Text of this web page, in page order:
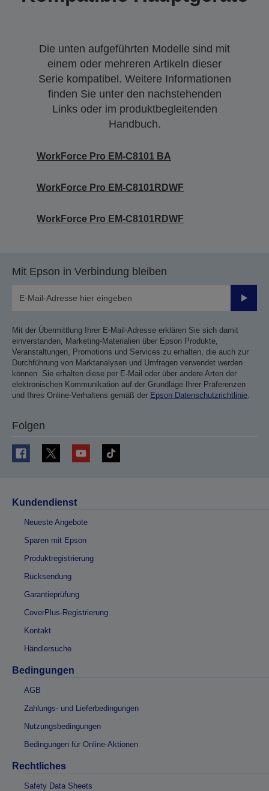
Die unten aufgeführten Modelle sind mit
einem oder mehreren Artikeln dieser
Serie kompatibel. Weitere Informationen
finden Sie unter den nachstehenden
Links oder im produktbegleitenden
Handbuch.
WorkForce Pro EM-C8101 BA
WorkForce Pro EM-C8101RDWF
WorkForce Pro EM-C8101RDWF
Mit Epson in Verbindung bleiben
Mit der Übermittlung Ihrer E-Mail-Adresse erklären Sie sich damit
einverstanden, Marketing-Materialien über Epson Produkte,
Veranstaltungen, Promotions und Services zu erhalten, die auch zur
Durchführung von Marktanalysen und Umfragen verwendet werden
können. Sie erhalten diese per E-Mail oder über andere Arten der
elektronischen Kommunikation auf der Grundlage Ihrer Präferenzen
und Ihres Online-Verhaltens gemäß der Epson Datenschutzrichtlinie
Folgen
Kundendienst
Neueste Angebote
Sparen mit Epson
Produktregistrierung
Rücksendung
Garantieprüfung
CoverPlus-Registrierung
Kontakt
Händlersuche
Bedingungen
AGB
Zahlungs- und Lieferbedingungen
Nutzungsbedingungen
Bedingungen für Online-Aktionen
Rechtliches
Safety Data Sheets